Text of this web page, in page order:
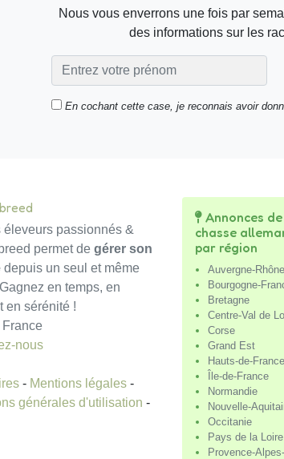
Nous vous enverrons une fois par
des informations sur les
En cochant cette case, je reconnais avoir
éleveurs passionnés &
permet de gérer son
depuis un seul et même
en temps, en
en sérénité !
France
nous
- Mentions légales -
générales d'utilisation -
Annonces
chasse
par région
Auvergne-
Bourgogne-
Bretagne
Centre-Val de
Corse
Grand Est
Hauts-de-France
Île-de-France
Normandie
Nouvelle-
Occitanie
Pays de la Loire
Provence-